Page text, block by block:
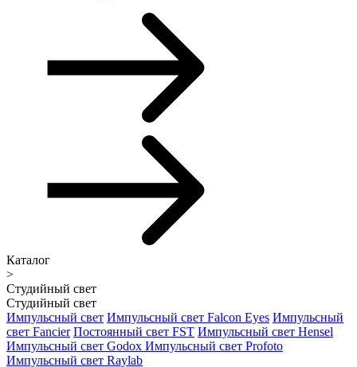
Каталог
>
Студийный свет
Студийный свет
Импульсный свет Импульсный свет Falcon Eyes Импульсный
свет Fancier Постоянный свет FST Импульсный свет Hensel
Импульсный свет Godox Импульсный свет Profoto
Импульсный свет Raylab